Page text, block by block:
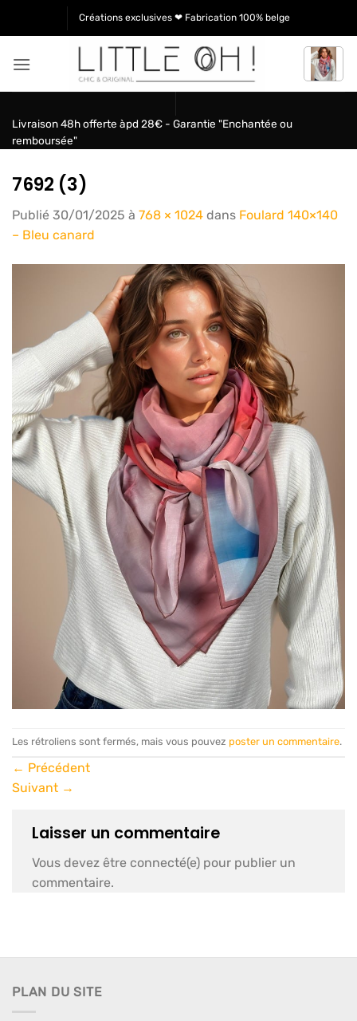
Créations exclusives ❤ Fabrication 100% belge
Livraison 48h offerte àpd 28€ - Garantie "Enchantée ou
remboursée"
7692 (3)
Publié 30/01/2025 à 768 × 1024 dans Foulard 140×140
– Bleu canard
Les rétroliens sont fermés, mais vous pouvez poster un commentaire.
← Précédent
Suivant →
Laisser un commentaire
Vous devez être connecté(e) pour publier un
commentaire.
PLAN DU SITE